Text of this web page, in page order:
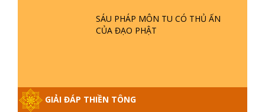
SÁU PHÁP MÔN TU CÓ THỦ ẤN
CỦA ĐẠO PHẬT
GIẢI ĐÁP THIỀN TÔNG
GIẢI ĐÁP VỀ LỄ TIỄN THIỀN TÔNG SƯ
NGỌC LÂM VỀ PHẬT GIỚI
PHẦN 20 - BÁC NGUYỄN NHÂN LÀ AI?
PHIỀN NÃO DO ĐÂU MÀ CÓ?